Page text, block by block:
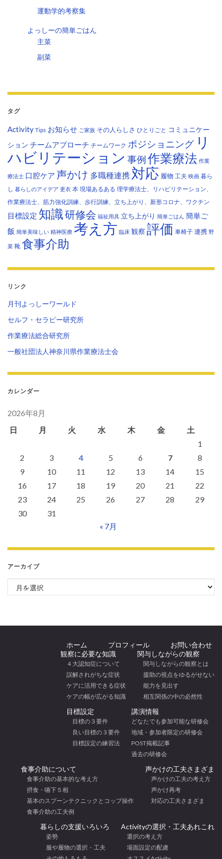
運動学的考察集
よっしーの簡単ごはん
主菜
副菜
タグ
Activity Tips お知らせ ご家族 その人らしさ ひとりごと コミュニケー
ション チームアプローチ チームワーク ポジショニング リ
ハビリテーション 事例作業療法 作業
療法士 口腔ケア 声かけ 多職種連携 対応 履物 工夫 映画 暮ら
し 暮らしのアイデア 更衣 本 現場あるある 理学療法士、リハビリテーション、
作業療法士、筋力強化訓練、歩行訓練、立ち上がり、新形コロナ、ワクチン
目標設定 知識研修会 福祉用具 立ち上がり 簡単ごはん 簡単ご
飯 簡単美味しい 精神医療 考え方 臨床 観察 評価 車椅子 連携 野
菜 靴 食事介助
リンク
月刊よっしーワールド
セルフ・セラピー研究所
作業療法総合研究所
一般社団法人神奈川県作業療法士会
カレンダー
2026年8月
日
月 火 水 木 金
土
1
2
3 4 5 6 7
8
9
10 11 12 13 14
15
16
17 18 19 20 21
22
23
24 25 26 27 28
29
30
31
« 7月
アーカイブ
アーカイブ
ホーム プロフィール
お問い合わせ
観察に必要な知識
４大認知症について
誤解されがちな症状
ケアに活用できる症状
ケアの幅が広がる知識
関与しながらの観察
関与しながらの観察とは
援助の視点をゆるがせない
能力を見出す
相互関係の中の必然性
目標設定
目標の３要件
良い目標の３要件
目標設定の練習法
講演情報
どなたでも参加可能な研修会
地域・参加者限定の研修会
POST掲載記事
過去の研修会
食事介助について
食事介助の基本的な考え方
摂食・嚥下５相
基本のスプーンテクニックとコップ操作
食事介助の工夫例
声かけの工夫さまざま
声かけの工夫の考え方
声かけ再考
対応の工夫さまざま
暮らしの支援いろいろ
姿勢
服や履物の選択・工夫
Activityの選択・工夫あれこれ
選択の考え方
場面設定の配慮